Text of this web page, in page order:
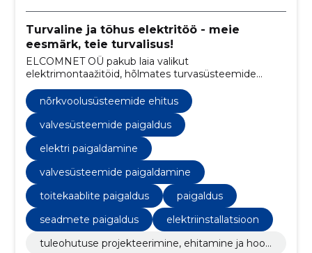
Turvaline ja tõhus elektritöö - meie
eesmärk, teie turvalisus!
ELCOMNET OÜ pakub laia valikut
elektrimontaažitöid, hõlmates turvasüsteemide
hooldust, elektriseadmete paigaldamist ja nõrkvoolu
lahendusi.
nõrkvoolusüsteemide ehitus
valvesüsteemide paigaldus
elektri paigaldamine
valvesüsteemide paigaldamine
toitekaablite paigaldus
paigaldus
seadmete paigaldus
elektriinstallatsioon
tuleohutuse projekteerimine, ehitamine ja hool